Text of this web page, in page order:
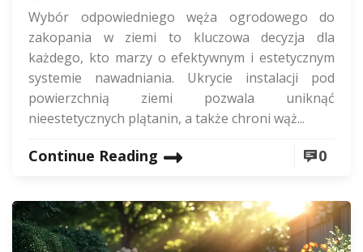
Wybór odpowiedniego węża ogrodowego do
zakopania w ziemi to kluczowa decyzja dla
każdego, kto marzy o efektywnym i estetycznym
systemie nawadniania. Ukrycie instalacji pod
powierzchnią ziemi pozwala uniknąć
nieestetycznych plątanin, a także chroni wąż...
Continue Reading 0